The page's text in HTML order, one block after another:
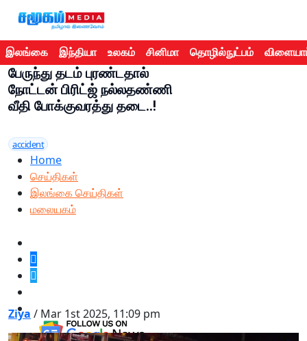
இலங்கை இந்தியா உலகம் சினிமா தொழில்நுட்பம்
பேருந்து தடம் புரண்டதால்
நோட்டன் பிரிட்ஜ் நல்லதண்ணி
வீதி போக்குவரத்து தடை..!
accident
Home
செய்திகள்
இலங்கை செய்திகள்
மலையகம்
Ziya / Mar 1st 2025, 11:09 pm